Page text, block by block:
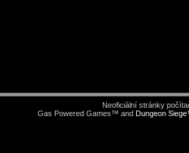
Neoficiální stránky
Gas Powered Games™ and Dungeon